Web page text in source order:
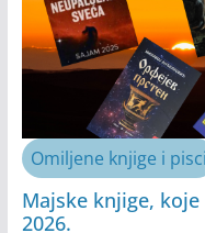
Omiljene knjige i pisci
Majske knjige,
2026.